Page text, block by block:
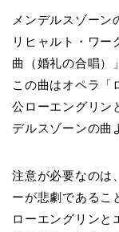
メンデルスゾーン
リヒャルト・ワー
曲（婚礼の合唱）
この曲はオペラ「
公ローエングリン
デルスゾーンの曲
注意が必要なのは
ーが悲劇であるこ
ローエングリンと